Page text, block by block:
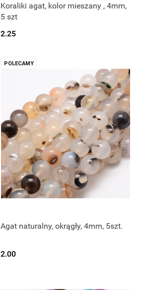
Koraliki agat, kolor mieszany , 4mm,
5 szt
2.25
POLECAMY
Agat naturalny, okrągły, 4mm, 5szt.
2.00